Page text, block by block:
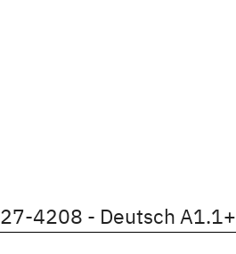
Kursdetails öffnen
27-4208 - Deutsch A1.1+